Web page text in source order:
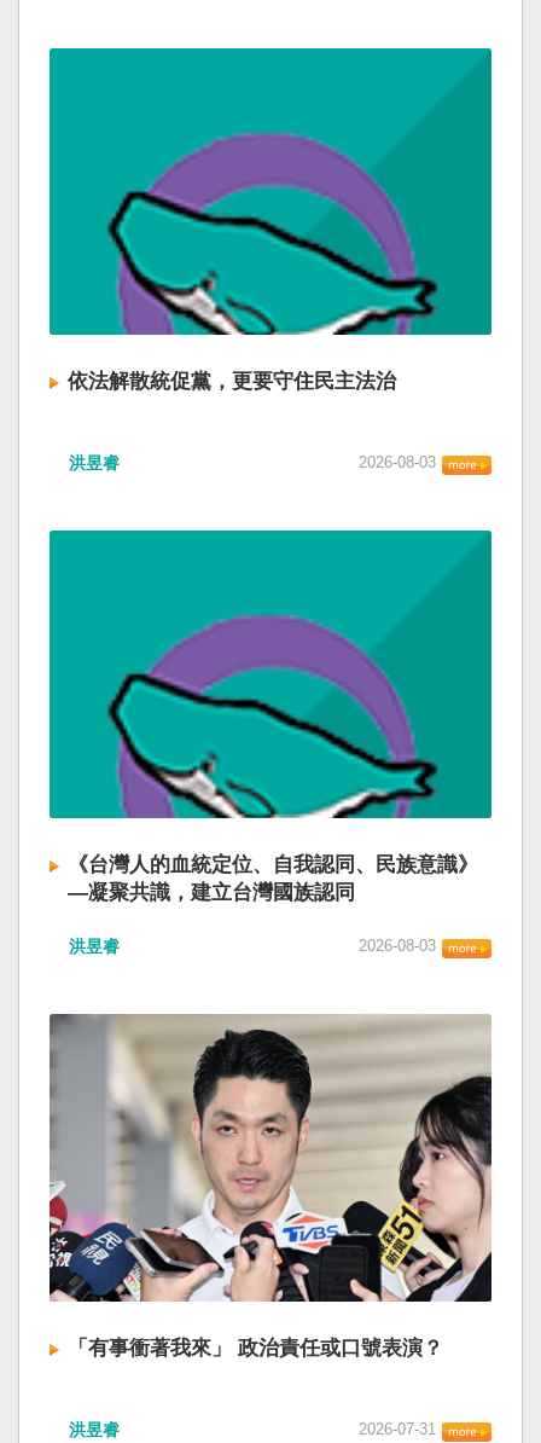
依法解散統促黨，更要守住民主法治
洪昱睿 2026-08-03
《台灣人的血統定位、自我認同、民族意識》
—凝聚共識，建立台灣國族認同
洪昱睿 2026-08-03
「有事衝著我來」 政治責任或口號表演？
洪昱睿 2026-07-31